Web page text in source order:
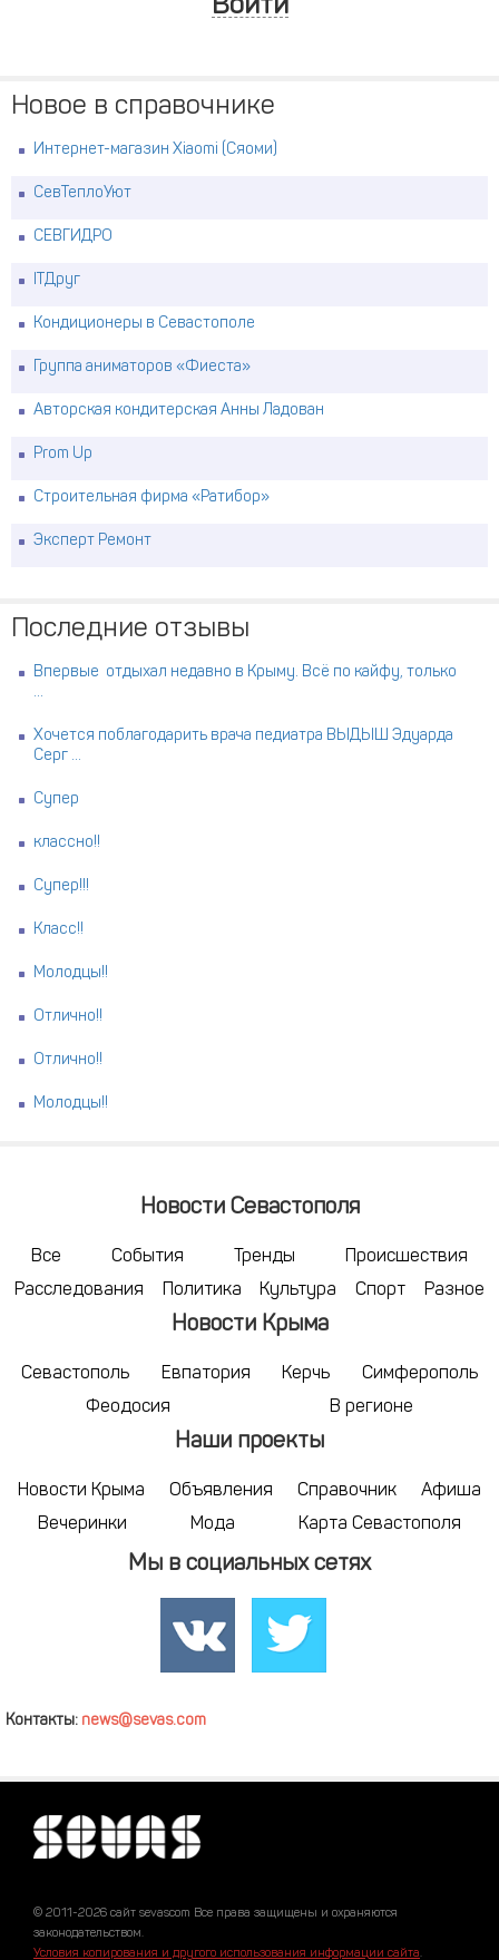
Войти
Новое в справочнике
Интернет-магазин Xiaomi (Сяоми)
СевТеплоУют
СЕВГИДРО
ITДруг
Кондиционеры в Севастополе
Группа аниматоров «Фиеста»
Авторская кондитерская Анны Ладован
Prom Up
Строительная фирма «Ратибор»
Эксперт Ремонт
Последние отзывы
Впервые отдыхал недавно в Крыму. Всё по кайфу, только
...
Хочется поблагодарить врача педиатра ВЫДЫШ Эдуарда
Серг ...
Супер
классно!!
Супер!!!
Класс!!
Молодцы!!
Отлично!!
Отлично!!
Молодцы!!
Новости Севастополя
Все События Тренды
Происшествия
Расследования
Политика Культура Спорт Разное
Новости Крыма
Севастополь Евпатория Керчь
Симферополь
Феодосия
В регионе
Наши проекты
Новости Крыма Объявления Справочник
Афиша
Вечеринки
Мода Карта Севастополя
Мы в социальных сетях
Контакты: news@sevas.com
© 2011-2026 сайт sevascom Все права защищены и охраняются
законодательством.
Условия копирования и другого использования информации сайта.